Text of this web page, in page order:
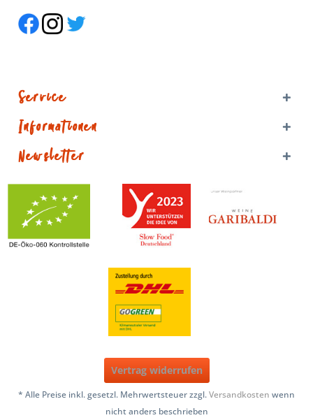
Service
Informationen
Newsletter
Vertrag widerrufen
* Alle Preise inkl. gesetzl. Mehrwertsteuer zzgl.Versandkosten wenn
nicht anders beschrieben